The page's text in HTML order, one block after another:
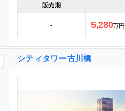
販売期
- 5,280万円
シティタワー古川橋